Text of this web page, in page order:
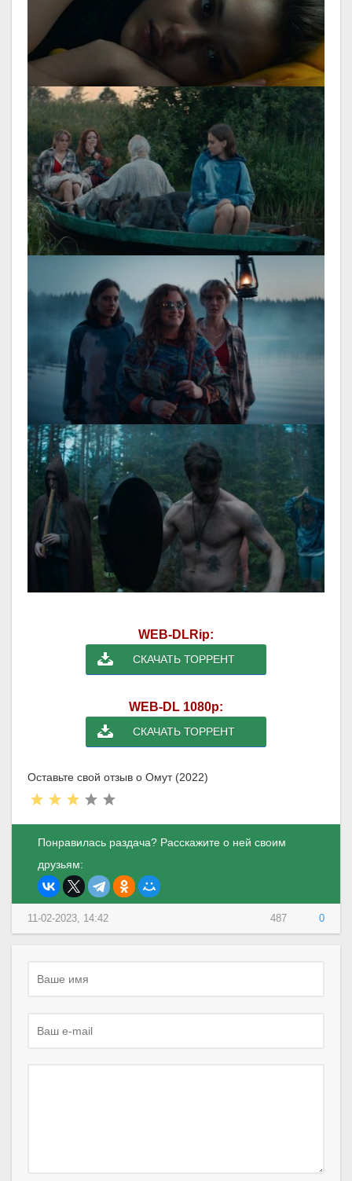
WEB-DLRip:
СКАЧАТЬ ТОРРЕНТ
WEB-DL 1080p:
СКАЧАТЬ ТОРРЕНТ
Оставьте свой отзыв о Омут (2022)
Понравилась раздача? Расскажите о ней своим
друзьям:
487 0
11-02-2023, 14:42